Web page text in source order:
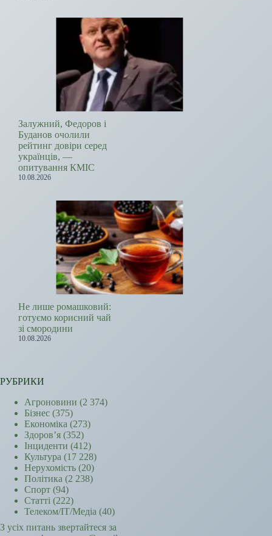
Залужний, Федоров і
Буданов очолили
рейтинг довіри серед
українців, —
опитування КМІС
10.08.2026
Не лише ромашковий:
готуємо корисний чай
зі смородини
10.08.2026
РУБРИКИ
Агроновини (2 374)
Бізнес (375)
Економіка (273)
Здоров’я (352)
Інциденти (412)
Культура (17 228)
Нерухомість (20)
Політика (2 238)
Спорт (94)
Статті (222)
Телеком/ІТ/Медіа (40)
З усіх питань звертайтеся за